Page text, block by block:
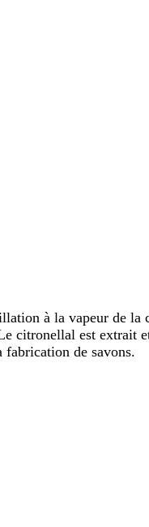
à la vapeur de
citronellal est extrait
de savons.